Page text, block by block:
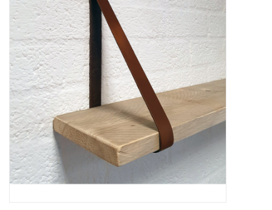
Farbmuster
Leder Regalstützen